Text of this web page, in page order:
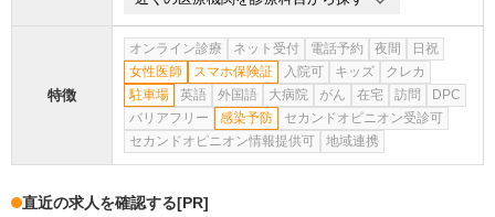
特徴
オンライン診療 ネット受付 電話予約 夜間
日祝
女性医師
スマホ保険証 入院可 キッズ
クレカ
駐車場
英語 外国語 大病院 がん 在宅 訪問
DPC
バリアフリー
感染予防
セカンドオピニオン受診可
セカンドオピニオン情報提供可
地域連携
直近の求人を確認する[PR]